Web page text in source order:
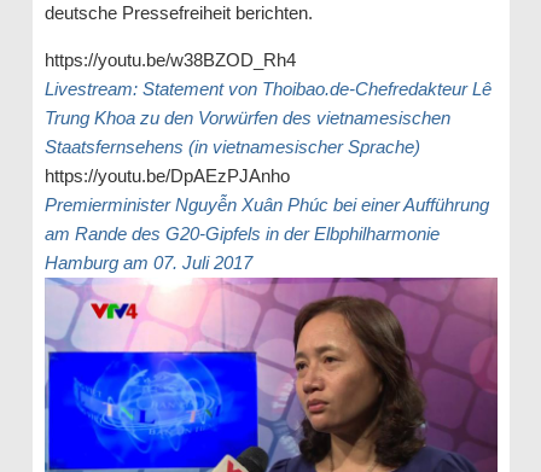
deutsche Pressefreiheit berichten.
https://youtu.be/w38BZOD_Rh4
Livestream: Statement von Thoibao.de-Chefredakteur Lê
Trung Khoa zu den Vorwürfen des vietnamesischen
Staatsfernsehens (in vietnamesischer Sprache)
https://youtu.be/DpAEzPJAnho
Premierminister Nguyễn Xuân Phúc bei einer Aufführung
am Rande des G20-Gipfels in der Elbphilharmonie
Hamburg am 07. Juli 2017